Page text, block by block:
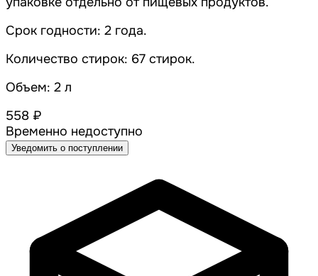
Срок годности: 2 года.
Количество стирок: 67 стирок.
Объем: 2 л
558 ₽
Временно недоступно
Уведомить о поступлении